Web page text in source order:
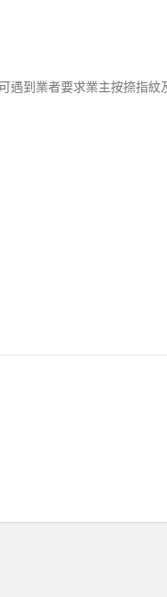
到業者要求業主按捺指